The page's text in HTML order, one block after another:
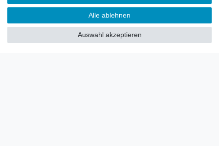
Alle Markennamen, Warenzeichen sowie sämtliche Produktbilder
und Beschreibungen sind Eigentum Ihrer rechtmäßigen
Eigentümer und dienen hier nur der Beschreibung.
Alle ablehnen
Auswahl akzeptieren